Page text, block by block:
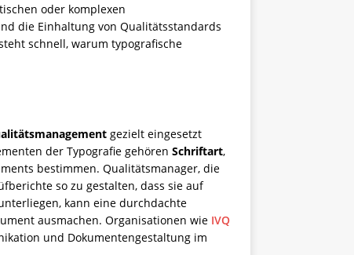
oder komplexen
die Einhaltung von Qualitätsstandards
schnell, warum typografische
gezielt eingesetzt
der Typografie gehören Schriftart,
bestimmen. Qualitätsmanager, die
so zu gestalten, dass sie auf
kann eine durchdachte
ausmachen. Organisationen wie IVQ
und Dokumentengestaltung im